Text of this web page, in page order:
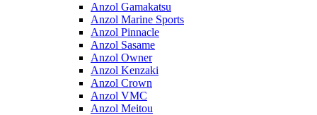
Anzol Gamakatsu
Anzol Marine Sports
Anzol Pinnacle
Anzol Sasame
Anzol Owner
Anzol Kenzaki
Anzol Crown
Anzol VMC
Anzol Meitou